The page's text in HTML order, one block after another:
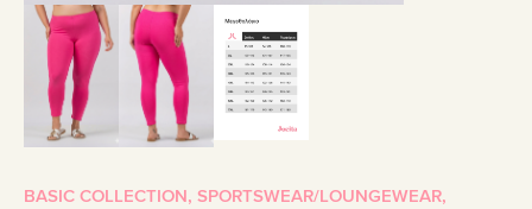
BASIC COLLECTION, SPORTSWEAR/LOUNGEWEAR,